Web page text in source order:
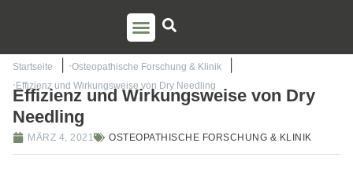
Startseite
Osteopathische Forschung & Klinik
Effizienz und Wirkungsweise von Dry Needling
Effizienz und Wirkungsweise von Dry
Needling
MÄRZ 4, 2021 OSTEOPATHISCHE FORSCHUNG & KLINIK